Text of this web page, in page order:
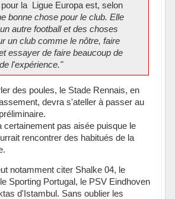
la Ligue Europa est, selon
bonne chose pour le club. Elle
autre football et des choses
un club comme le nôtre, faire
essayer de faire beaucoup de
l'expérience."
des poules, le Stade Rennais, en
devra s'ateller à passer au
certainement pas aisée puisque le
rencontrer des habitués de la
notamment citer Shalke 04, le
Sporting Portugal, le PSV Eindhoven
d'Istambul. Sans oublier les